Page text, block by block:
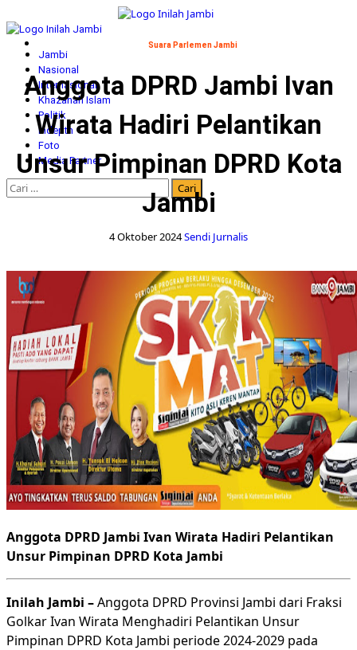
to
content
Primary
Menu
Jambi
Nasional
Internasional
Khazanah Islam
Politik
Indepth
Foto
Media Partner
Cari
untuk:
Suara Parlemen Jambi
Anggota DPRD Jambi Ivan
Wirata Hadiri Pelantikan
Unsur Pimpinan DPRD Kota
Jambi
4 Oktober 2024Sendi Jurnalis
Anggota DPRD Jambi Ivan Wirata Hadiri Pelantikan
Unsur Pimpinan DPRD Kota Jambi
Inilah Jambi –Anggota DPRD Provinsi Jambi dari Fraksi
Golkar Ivan Wirata Menghadiri Pelantikan Unsur
Pimpinan DPRD Kota Jambi periode 2024-2029 pada